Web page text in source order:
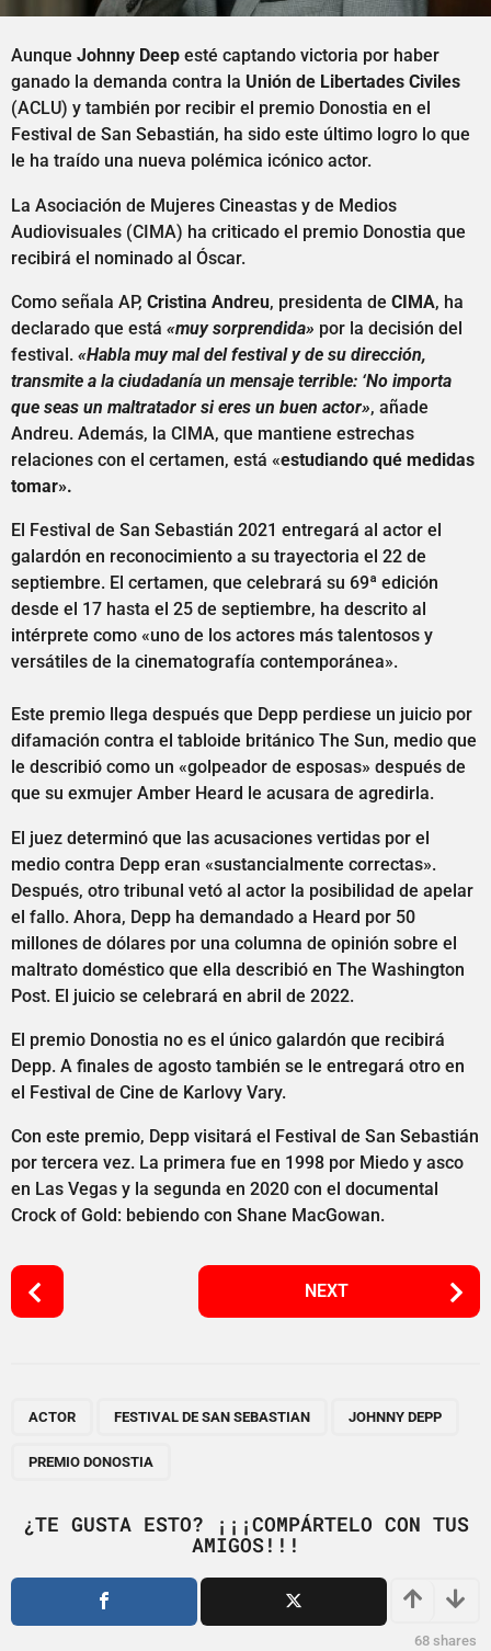
Aunque Johnny Deep esté captando victoria por haber
ganado la demanda contra la Unión de Libertades Civiles
(ACLU) y también por recibir el premio Donostia en el
Festival de San Sebastián, ha sido este último logro lo que
le ha traído una nueva polémica icónico actor.
La Asociación de Mujeres Cineastas y de Medios
Audiovisuales (CIMA) ha criticado el premio Donostia que
recibirá el nominado al Óscar.
Como señala AP, Cristina Andreu, presidenta de CIMA, ha
declarado que está «muy sorprendida» por la decisión del
festival. «Habla muy mal del festival y de su dirección,
transmite a la ciudadanía un mensaje terrible: ‘No importa
que seas un maltratador si eres un buen actor», añade
Andreu. Además, la CIMA, que mantiene estrechas
relaciones con el certamen, está «estudiando qué medidas
tomar».
El Festival de San Sebastián 2021 entregará al actor el
galardón en reconocimiento a su trayectoria el 22 de
septiembre. El certamen, que celebrará su 69ª edición
desde el 17 hasta el 25 de septiembre, ha descrito al
intérprete como «uno de los actores más talentosos y
versátiles de la cinematografía contemporánea».
Este premio llega después que Depp perdiese un juicio por
difamación contra el tabloide británico The Sun, medio que
le describió como un «golpeador de esposas» después de
que su exmujer Amber Heard le acusara de agredirla.
El juez determinó que las acusaciones vertidas por el
medio contra Depp eran «sustancialmente correctas».
Después, otro tribunal vetó al actor la posibilidad de apelar
el fallo. Ahora, Depp ha demandado a Heard por 50
millones de dólares por una columna de opinión sobre el
maltrato doméstico que ella describió en The Washington
Post. El juicio se celebrará en abril de 2022.
El premio Donostia no es el único galardón que recibirá
Depp. A finales de agosto también se le entregará otro en
el Festival de Cine de Karlovy Vary.
Con este premio, Depp visitará el Festival de San Sebastián
por tercera vez. La primera fue en 1998 por Miedo y asco
en Las Vegas y la segunda en 2020 con el documental
Crock of Gold: bebiendo con Shane MacGowan.
P
o
i
o
NEXT
ACTOR FESTIVAL DE SAN SEBASTIAN JOHNNY DEPP
PREMIO DONOSTIA
¿TE GUSTA ESTO? ¡¡¡COMPÁRTELO CON TUS
AMIGOS!!!
68 shares